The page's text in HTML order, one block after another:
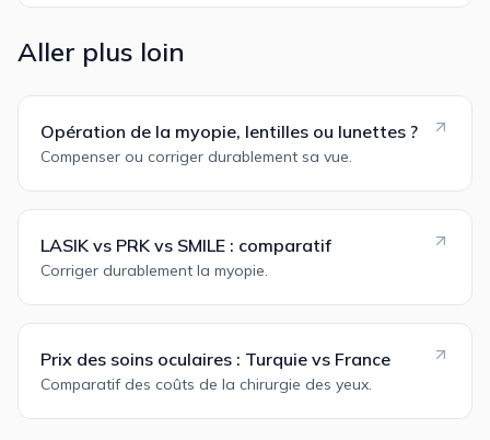
Aller plus loin
Opération de la myopie, lentilles ou lunettes ?
Compenser ou corriger durablement sa vue.
LASIK vs PRK vs SMILE : comparatif
Corriger durablement la myopie.
Prix des soins oculaires : Turquie vs France
Comparatif des coûts de la chirurgie des yeux.